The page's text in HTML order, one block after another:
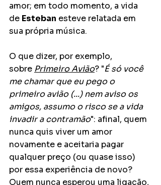
amor; em todo momento, a vida
de Esteban esteve relatada em
sua própria música.
O que dizer, por exemplo,
sobre Primeiro Avião? "É só você
me chamar que eu pego o
primeiro avião (...) nem aviso os
amigos, assumo o risco se a vida
invadir a contramão": afinal, quem
nunca quis viver um amor
novamente e aceitaria pagar
qualquer preço (ou quase isso)
por essa experiência de novo?
Quem nunca esperou uma ligação,